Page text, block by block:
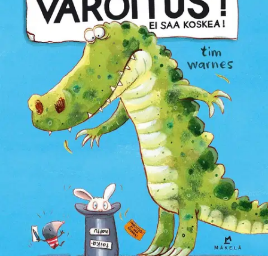
Ei saatavilla
Tuotekuvaus
Myyrä rakastaa nimilappuja ja kiinnittää niitä joka paikkaan. Nyt
Myyrän ystävä Muhkuraisen Kuhmurainen on löytänyt hatun. Siinä
on lappu, jossa lukee: ”Varoitus! Ei saa koskea!” Sitten hatusta
pomppaa ulos pupu… Mutta eiväthän puput ole vaarallisia. Vai
ovatko? Riemastuttavan kuvakirjan mukana tulee pieni varoitus:
Ominaisuudet